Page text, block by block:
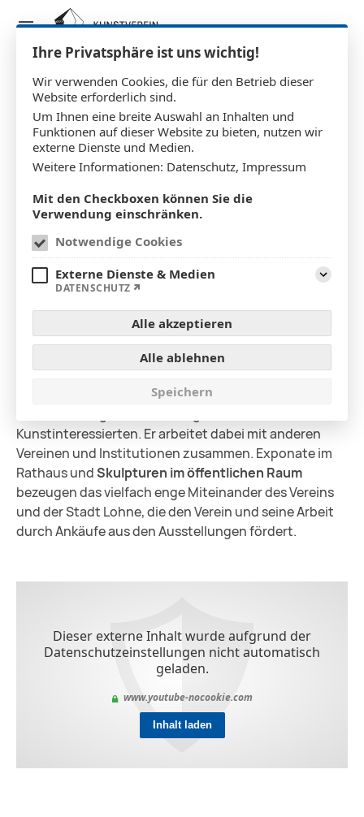
Über uns
Unsere Aufgaben und Ziele
Der Kunstverein versteht sich sowohl als
regionaler wie überregionaler Förderer und Vermittler
für Kunst und Kultur der Gegenwart. Erstes Ziel ist der
Kunstinteressierten. Er arbeitet dabei mit anderen
Vereinen und Institutionen zusammen. Exponate im
Rathaus undSkulpturen im öffentlichen Raum
bezeugen das vielfach enge Miteinander des Vereins
und der Stadt Lohne, die den Verein und seine Arbeit
durch Ankäufe aus den Ausstellungen fördert.
Ihre Privatsphäre ist uns wichtig!
Wir verwenden Cookies, die für den Betrieb dieser
Website erforderlich sind.
Um Ihnen eine breite Auswahl an Inhalten und
Funktionen auf dieser Website zu bieten, nutzen wir
externe Dienste und Medien.
Weitere Informationen: Datenschutz, Impressum
Mit den Checkboxen können Sie die
Verwendung einschränken.
Notwendige Cookies
Externe Dienste & Medien
DATENSCHUTZ
Alle akzeptieren
Alle ablehnen
Speichern